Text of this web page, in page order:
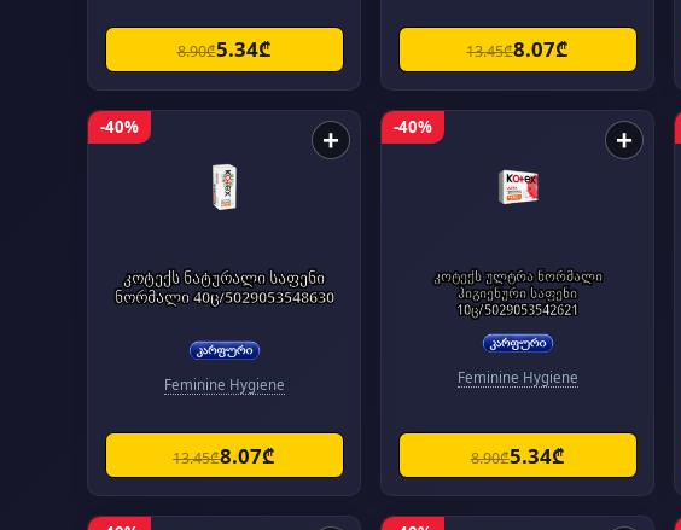
8.90₾5.34₾ 13.45₾8.07₾
-40% +
კოტექს ნატურალი საფენი
ნორმალი 40ც/5029053548630
Feminine Hygiene
13.45₾8.07₾
-40% +
კოტექს ულტრა ნორმალი
ჰიგიენური საფენი
10ც/5029053542621
Feminine Hygiene
8.90₾5.34₾